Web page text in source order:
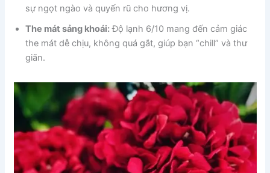
sự ngọt ngào và quyến rũ cho hương vị.
The mát sảng khoái:Độ lạnh 6/10 mang đến cảm giác
the mát dễ chịu, không quá gắt, giúp bạn “chill” và thư
giãn.